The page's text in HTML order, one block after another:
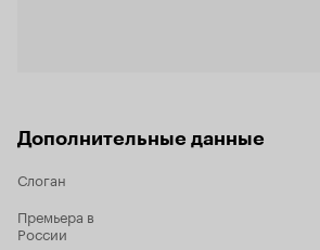
Дополнительные данные
Слоган
Премьера в
России